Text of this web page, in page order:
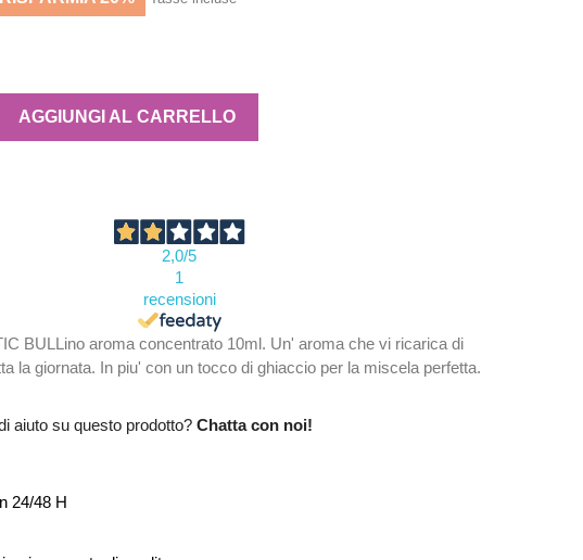
AGGIUNGI AL CARRELLO
2,0/5
1
recensioni
BULLino aroma concentrato 10ml. Un' aroma che vi ricarica di
la giornata. In piu' con un tocco di ghiaccio per la miscela perfetta.
aiuto su questo prodotto? Chatta con noi!
24/48 H